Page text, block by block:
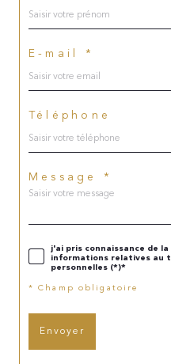
E-mail *
Téléphone
Message *
j'ai pris connaissance de
informations relatives au
personnelles (*)*
* Champ obligatoire
Envoyer